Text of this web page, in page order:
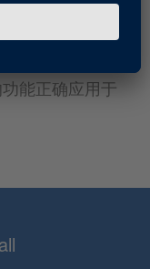
解决方案的集成
Radar Test
能正确应用于